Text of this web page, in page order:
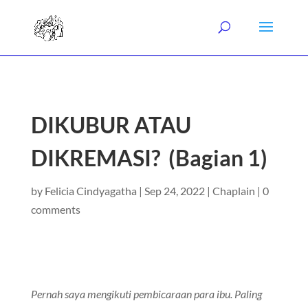
DIKUBUR ATAU
DIKREMASI? (Bagian 1)
by Felicia Cindyagatha | Sep 24, 2022| Chaplain | 0
comments
Pernah saya mengikuti pembicaraan para ibu. Paling